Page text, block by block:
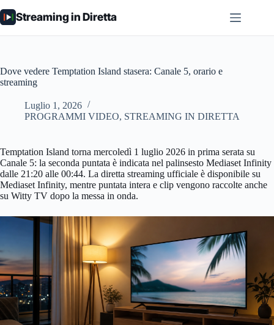
al
contenuto
Streaming in Diretta
Dove vedere Temptation Island stasera: Canale 5, orario e
streaming
Luglio 1, 2026
PROGRAMMI VIDEO, STREAMING IN DIRETTA
Temptation Island torna mercoledì 1 luglio 2026 in prima serata su
Canale 5: la seconda puntata è indicata nel palinsesto Mediaset Infinity
dalle 21:20 alle 00:44. La diretta streaming ufficiale è disponibile su
Mediaset Infinity, mentre puntata intera e clip vengono raccolte anche
su Witty TV dopo la messa in onda.